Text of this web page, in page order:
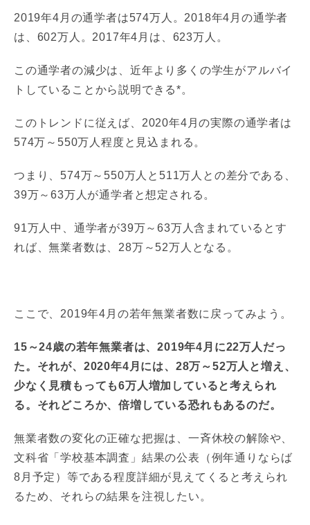
2019年4月の通学者は574万人。2018年4月の通学者
は、602万人。2017年4月は、623万人。
この通学者の減少は、近年より多くの学生がアルバイ
トしていることから説明できる*。
このトレンドに従えば、2020年4月の実際の通学者は
574万～550万人程度と見込まれる。
つまり、574万～550万人と511万人との差分である、
39万～63万人が通学者と想定される。
91万人中、通学者が39万～63万人含まれているとす
れば、無業者数は、28万～52万人となる。
ここで、2019年4月の若年無業者数に戻ってみよう。
15～24歳の若年無業者は、2019年4月に22万人だっ
た。それが、2020年4月には、28万～52万人と増え、
少なく見積もっても6万人増加していると考えられ
る。それどころか、倍増している恐れもあるのだ。
無業者数の変化の正確な把握は、一斉休校の解除や、
文科省「学校基本調査」結果の公表（例年通りならば
8月予定）等である程度詳細が見えてくると考えられ
るため、それらの結果を注視したい。